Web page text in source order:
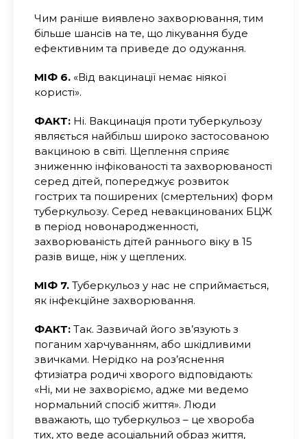
Чим раніше виявлено захворювання, тим
більше шансів на те, що лікування буде
ефективним та приведе до одужання.
МІФ 6. «Від вакцинації немає ніякої
користі».
ФАКТ: Ні. Вакцинація проти туберкульозу
являється найбільш широко застосованою
вакциною в світі. Щеплення сприяє
зниженню інфікованості та захворюваності
серед дітей, попереджує розвиток
гострих та поширених (смертельних) форм
туберкульозу. Серед невакцинованих БЦЖ
в період новонародженності,
захворюваність дітей раннього віку в 15
разів вище, ніж у щеплених.
МІФ 7. Туберкульоз у нас не сприймається,
як інфекційне захворювання.
ФАКТ: Так. Зазвичай його зв’язують з
поганим харчуванням, або шкідливими
звичками. Нерідко на роз’яснення
фтизіатра родичі хворого відповідають:
«Ні, ми не захворіємо, адже ми ведемо
нормальний спосіб життя». Люди
вважають, що туберкульоз – це хвороба
тих, хто веде асоціальний образ життя,